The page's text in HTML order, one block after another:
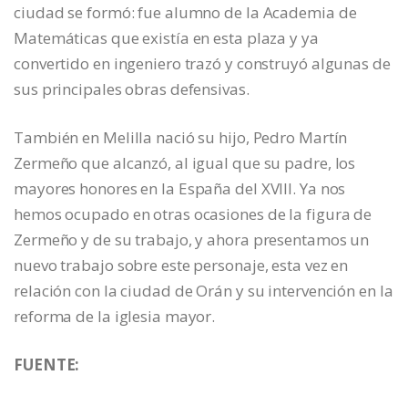
ciudad se formó: fue alumno de la Academia de
Matemáticas que existía en esta plaza y ya
convertido en ingeniero trazó y construyó algunas de
sus principales obras defensivas.
También en Melilla nació su hijo, Pedro Martín
Zermeño que alcanzó, al igual que su padre, los
mayores honores en la España del XVIII. Ya nos
hemos ocupado en otras ocasiones de la figura de
Zermeño y de su trabajo, y ahora presentamos un
nuevo trabajo sobre este personaje, esta vez en
relación con la ciudad de Orán y su intervención en la
reforma de la iglesia mayor.
FUENTE: